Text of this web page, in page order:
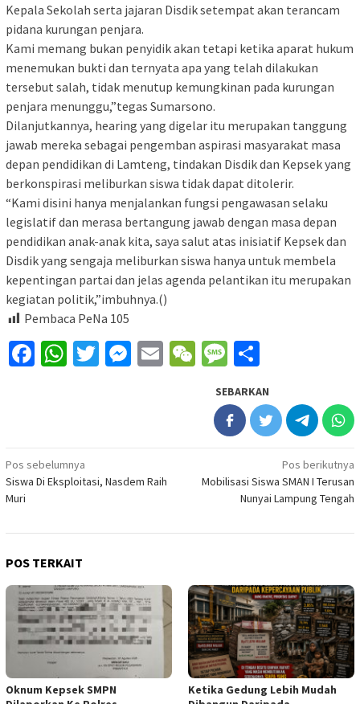
Kepala Sekolah serta jajaran Disdik setempat akan terancam
pidana kurungan penjara.
Kami memang bukan penyidik akan tetapi ketika aparat hukum
menemukan bukti dan ternyata apa yang telah dilakukan
tersebut salah, tidak menutup kemungkinan pada kurungan
penjara menunggu,”tegas Sumarsono.
Dilanjutkannya, hearing yang digelar itu merupakan tanggung
jawab mereka sebagai pengemban aspirasi masyarakat masa
depan pendidikan di Lamteng, tindakan Disdik dan Kepsek yang
berkonspirasi meliburkan siswa tidak dapat ditolerir.
“Kami disini hanya menjalankan fungsi pengawasan selaku
legislatif dan merasa bertangung jawab dengan masa depan
pendidikan anak-anak kita, saya salut atas inisiatif Kepsek dan
Disdik yang sengaja meliburkan siswa hanya untuk membela
kepentingan partai dan jelas agenda pelantikan itu merupakan
kegiatan politik,”imbuhnya.()
Pembaca PeNa 105
Facebook
WhatsApp
Twitter
Messenger
EmailWeChatMessage
SEBARKAN
Navigasi
pos
Pos sebelumnya
Siswa Di Eksploitasi, Nasdem Raih
Muri
Pos berikutnya
Mobilisasi Siswa SMAN I Terusan
Nunyai Lampung Tengah
POS TERKAIT
Oknum Kepsek SMPN
Ketika Gedung Lebih Mudah